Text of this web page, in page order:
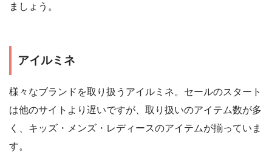
ましょう。
アイルミネ
様々なブランドを取り扱うアイルミネ。セールのスタート
は他のサイトより遅いですが、取り扱いのアイテム数が多
く、キッズ・メンズ・レディースのアイテムが揃っていま
す。